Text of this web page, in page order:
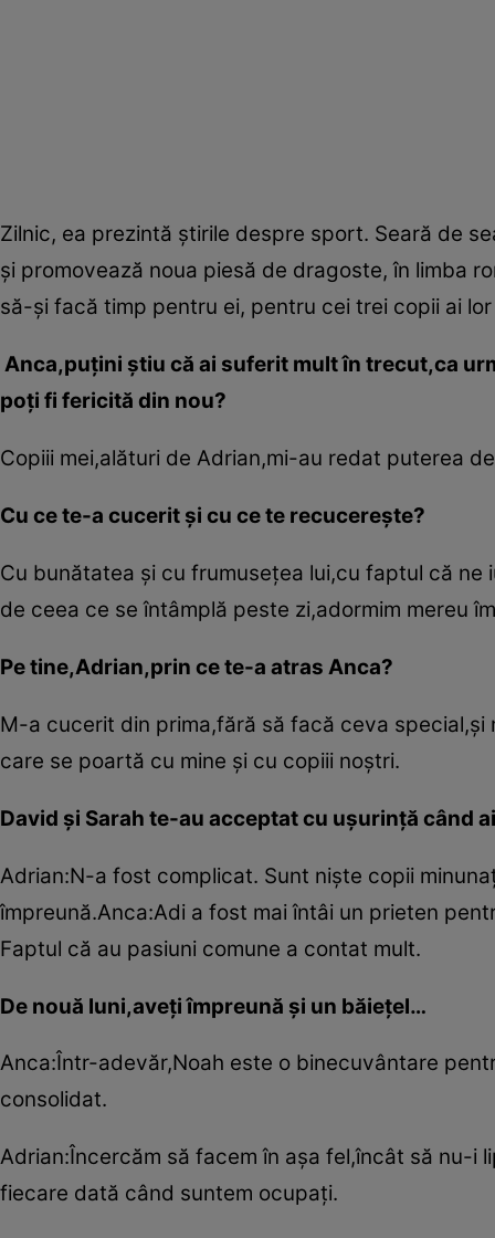
Zilnic, ea prezintă ştirile despre sport. Seară de
şi promovează noua piesă de dragoste, în limba
să-şi facă timp pentru ei, pentru cei trei copii ai
Anca,puţini ştiu că ai suferit mult în trecut,ca
poţi fi fericită din nou?
Copiii mei,alături de Adrian,mi-au redat puterea
Cu ce te-a cucerit şi cu ce te recucereşte?
Cu bunătatea şi cu frumuseţea lui,cu faptul că
de ceea ce se întâmplă peste zi,adormim mereu
Pe tine,Adrian,prin ce te-a atras Anca?
M-a cucerit din prima,fără să facă ceva
care se poartă cu mine şi cu copiii noştri.
David şi Sarah te-au acceptat cu uşurinţă când
Adrian:N-a fost complicat. Sunt nişte copii
împreună.Anca:Adi a fost mai întâi un prieten
Faptul că au pasiuni comune a contat mult.
De nouă luni,aveţi împreună şi un băieţel…
Anca:Într-adevăr,Noah este o binecuvântare
consolidat.
Adrian:Încercăm să facem în aşa fel,încât să nu-i
fiecare dată când suntem ocupaţi.